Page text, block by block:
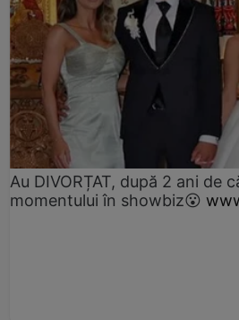
Au DIVORȚAT, după 2 ani de
momentului în showbiz😮